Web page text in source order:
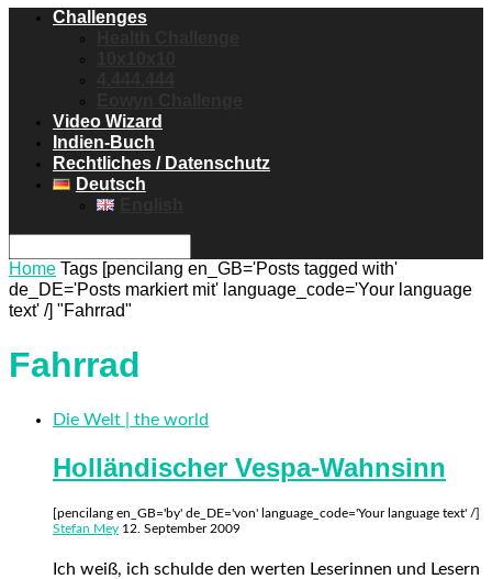
Challenges
Video Wizard
Indien-Buch
Rechtliches / Datenschutz
Deutsch
Home Tags [pencilang en_GB='Posts tagged with'
de_DE='Posts markiert mit' language_code='Your language
text' /] "Fahrrad"
Fahrrad
Die Welt | the world
Holländischer Vespa-Wahnsinn
[pencilang en_GB='by' de_DE='von' language_code='Your language text' /]
Stefan Mey 12. September 2009
Ich weiß, ich schulde den werten Leserinnen und Lesern